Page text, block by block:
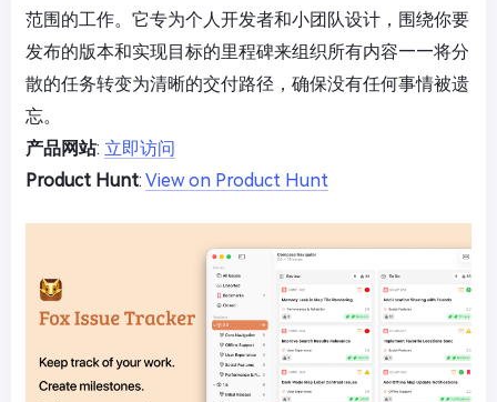
范围的工作。它专为个人开发者和小团队设计，围绕你要
发布的版本和实现目标的里程碑来组织所有内容——将分
散的任务转变为清晰的交付路径，确保没有任何事情被遗
忘。
产品网站: 立即访问
Product Hunt: View on Product Hunt